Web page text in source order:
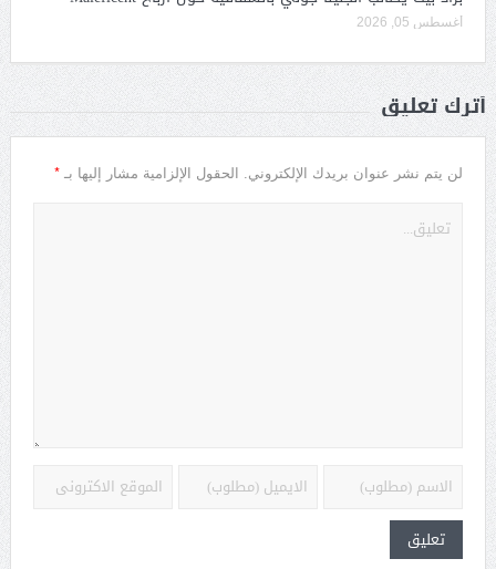
أغسطس 05, 2026
أترك تعليق
لن يتم نشر عنوان بريدك الإلكتروني. الحقول الإلزامية مشار إليها بـ *